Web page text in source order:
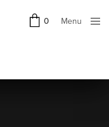
0
Menu